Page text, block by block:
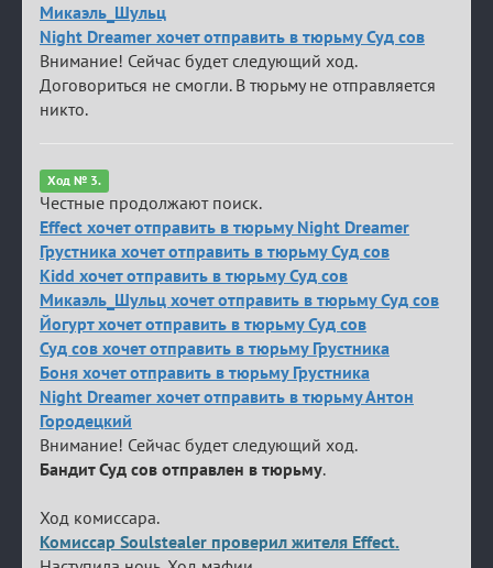
Микаэль_Шульц
Night Dreamer хочет отправить в тюрьму Суд сов
Внимание! Сейчас будет следующий ход.
Договориться не смогли. В тюрьму не отправляется
никто.
Ход № 3.
Честные продолжают поиск.
Effect хочет отправить в тюрьму Night Dreamer
Грустника хочет отправить в тюрьму Суд сов
Kidd хочет отправить в тюрьму Суд сов
Микаэль_Шульц хочет отправить в тюрьму Суд сов
Йогурт хочет отправить в тюрьму Суд сов
Суд сов хочет отправить в тюрьму Грустника
Боня хочет отправить в тюрьму Грустника
Night Dreamer хочет отправить в тюрьму Антон
Городецкий
Внимание! Сейчас будет следующий ход.
Бандит Суд сов отправлен в тюрьму.
Ход комиссара.
Комиссар Soulstealer проверил жителя Effect.